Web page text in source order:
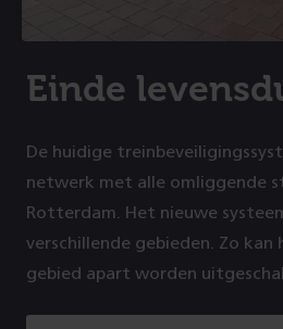
Einde
De huidige
netwerk met alle omliggende
Rotterdam. Het nieuwe
verschillende gebieden. Zo kan
gebied apart worden